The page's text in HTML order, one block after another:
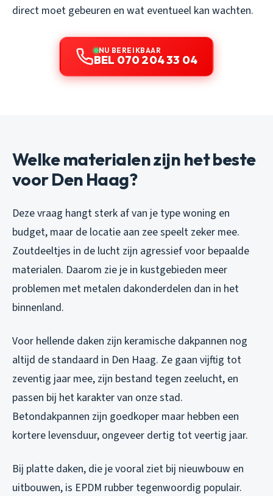
direct moet gebeuren en wat eventueel kan wachten.
NU BEREIKBAAR
BEL 070 204 33 04
Welke materialen zijn het beste
voor Den Haag?
Deze vraag hangt sterk af van je type woning en
budget, maar de locatie aan zee speelt zeker mee.
Zoutdeeltjes in de lucht zijn agressief voor bepaalde
materialen. Daarom zie je in kustgebieden meer
problemen met metalen dakonderdelen dan in het
binnenland.
Voor hellende daken zijn keramische dakpannen nog
altijd de standaard in Den Haag. Ze gaan vijftig tot
zeventig jaar mee, zijn bestand tegen zeelucht, en
passen bij het karakter van onze stad.
Betondakpannen zijn goedkoper maar hebben een
kortere levensduur, ongeveer dertig tot veertig jaar.
Bij platte daken, die je vooral ziet bij nieuwbouw en
uitbouwen, is EPDM rubber tegenwoordig populair.